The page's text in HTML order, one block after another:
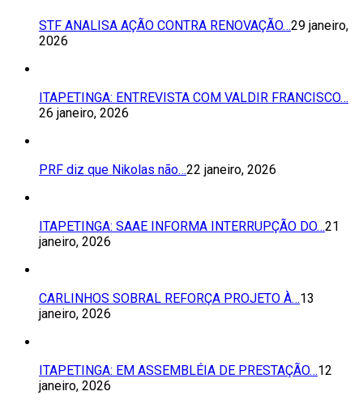
STF ANALISA AÇÃO CONTRA RENOVAÇÃO…29 janeiro,
2026
ITAPETINGA: ENTREVISTA COM VALDIR FRANCISCO…
26 janeiro, 2026
PRF diz que Nikolas não…22 janeiro, 2026
ITAPETINGA: SAAE INFORMA INTERRUPÇÃO DO…21
janeiro, 2026
CARLINHOS SOBRAL REFORÇA PROJETO À…13
janeiro, 2026
ITAPETINGA: EM ASSEMBLÉIA DE PRESTAÇÃO…12
janeiro, 2026